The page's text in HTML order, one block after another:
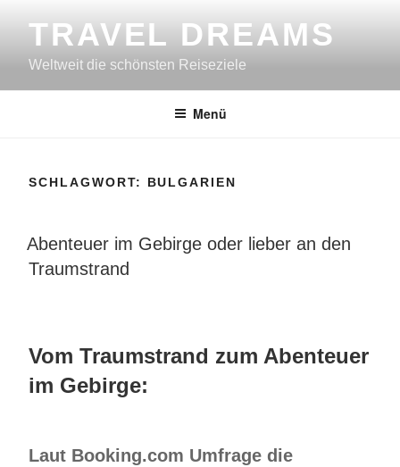
InhaltTRAVEL DREAMS
Weltweit die schönsten Reiseziele
Menü
SCHLAGWORT: BULGARIEN
VERÖFFENTLICHT
AM
Abenteuer im Gebirge oder lieber an den
Traumstrand
Vom Traumstrand zum Abenteuer
im Gebirge:
Laut Booking.com Umfrage die